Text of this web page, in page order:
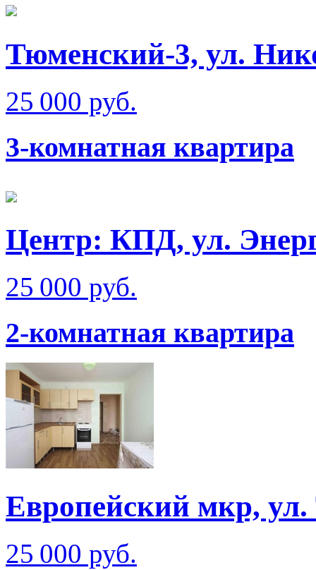
Тюменский-3, ул.
25 000 руб.
3-комнатная квартира
Центр: КПД, ул.
25 000 руб.
2-комнатная квартира
Европейский мкр, ул.
25 000 руб.